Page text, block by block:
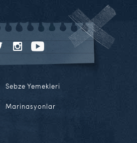
Sebze Yemekleri
Marinasyonlar